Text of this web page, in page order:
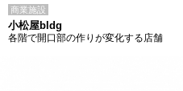
商業施設
小松屋bldg
各階で開口部の作りが変化する店舗